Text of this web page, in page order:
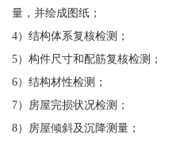
量，并绘成图纸；
4）结构体系复核检测；
5）构件尺寸和配筋复核检测；
6）结构材性检测；
7）房屋完损状况检测；
8）房屋倾斜及沉降测量；